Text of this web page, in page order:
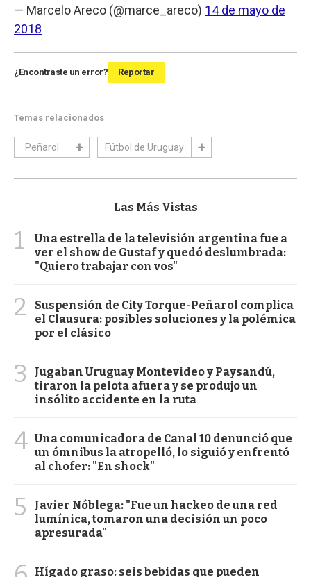
— Marcelo Areco (@marce_areco) 14 de mayo de
2018
¿Encontraste un error? Reportar
Temas relacionados
Peñarol Fútbol de Uruguay
Las Más Vistas
1
Una estrella de la televisión argentina fue a
ver el show de Gustaf y quedó deslumbrada:
"Quiero trabajar con vos"
2
Suspensión de City Torque-Peñarol complica
el Clausura: posibles soluciones y la polémica
por el clásico
3
Jugaban Uruguay Montevideo y Paysandú,
tiraron la pelota afuera y se produjo un
insólito accidente en la ruta
4 Una comunicadora de Canal 10 denunció que
un ómnibus la atropelló, lo siguió y enfrentó
al chofer: "En shock"
5
Javier Nóblega: "Fue un hackeo de una red
lumínica, tomaron una decisión un poco
apresurada"
Hígado graso: seis bebidas que pueden